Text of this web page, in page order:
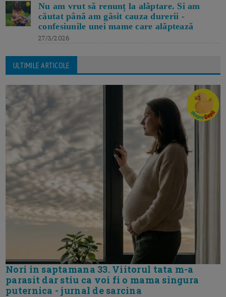
Nu am vrut să renunț la alăptare. Si am
căutat până am găsit cauza durerii -
confesiunile unei mame care alăptează
27/3/2026
ULTIMILE ARTICOLE
Nori in saptamana 33. Viitorul tata m-a
parasit dar stiu ca voi fi o mama singura
puternica - jurnal de sarcina